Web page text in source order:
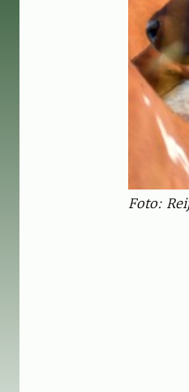
Foto: